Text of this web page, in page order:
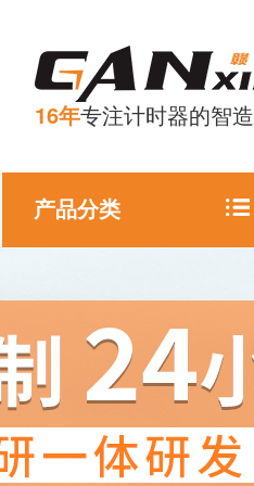
16年专注计时器的智造
产品分类